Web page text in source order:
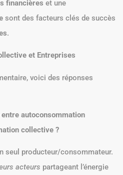
financières et une
sont des facteurs clés de succès
.
et Entreprises
voici des réponses
autoconsommation
collective ?
seul producteur/consommateur.
acteurs partageant l’énergie